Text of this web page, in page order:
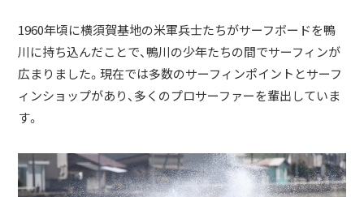
1960年頃に横須賀基地の米軍兵士たちがサーフボードを鴨
川に持ち込んだことで、鴨川の少年たちの間でサーフィンが
広まりました。現在では多数のサーフィンポイントとサーフ
ィンショップがあり、多くのプロサーファーを輩出していま
す。